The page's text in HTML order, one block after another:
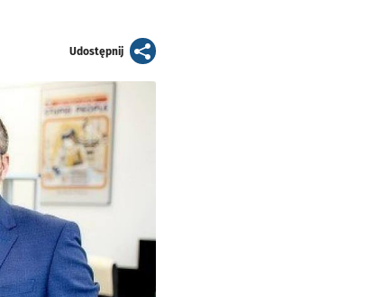
Udostępnijartykuł